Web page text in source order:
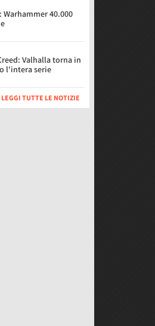
40.000
Valhalla torna in
l'intera serie
LEGGI TUTTE LE NOTIZIE